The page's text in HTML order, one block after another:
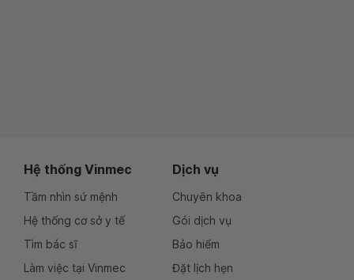
Hệ thống Vinmec
Tầm nhìn sứ mệnh
Hệ thống cơ sở y tế
Tìm bác sĩ
Làm việc tại Vinmec
Dịch vụ
Chuyên khoa
Gói dịch vụ
Bảo hiểm
Đặt lịch hẹn